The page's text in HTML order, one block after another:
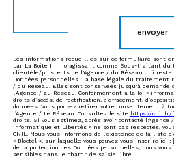
envoyer
Les informations recueillies sur ce formulaire sont
par La Boite Immo agissant comme Sous-traitant
clientèle/prospects de l'Agence / du Réseau qui reste
Données personnelles. La base légale du
/ du Réseau. Elles sont conservées jusqu'à
l'Agence / au Réseau. Conformément à la loi «
droits d’accès, de rectification, d’effacement,
données. Vous pouvez retirer votre consentement à
l’Agence / Le Réseau. Consultez le site https://cnil.fr/
droits. Si vous estimez, après avoir contacté l'Agence
Informatique et Libertés » ne sont pas respectés,
CNIL. Nous vous informons de l’existence de la liste
« Bloctel », sur laquelle vous pouvez vous inscrire ici :
de la protection des Données personnelles, nous
sensibles dans le champ de saisie libre.